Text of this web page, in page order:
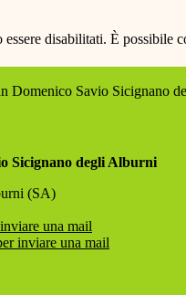
disabilitati. È possibile
Domenico Savio Sicignano
Sicignano degli Alburni
(SA)
una mail
inviare una mail